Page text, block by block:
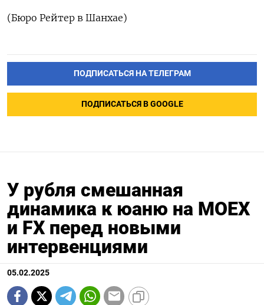
(Бюро Рейтер в Шанхае)
ПОДПИСАТЬСЯ НА ТЕЛЕГРАМ
ПОДПИСАТЬСЯ В GOOGLE
У рубля смешанная
динамика к юаню на МОЕХ
и FX перед новыми
интервенциями
05.02.2025